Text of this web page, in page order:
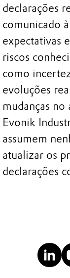
declarações
comunicado
expectativas
riscos
como
evoluções
mudanças
Evonik
assumem
atualizar os
declarações